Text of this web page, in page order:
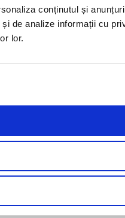
conținutul și
de analize informații cu
lor.